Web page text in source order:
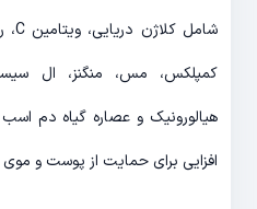
کمپلکس، مس، منگنز، ال
هیالورونیک و عصاره گیاه دم
افزایی برای حمایت از پوست و موی